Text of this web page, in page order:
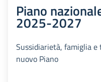
Piano
2025-2027
Sussidiarietà, famiglia
nuovo Piano